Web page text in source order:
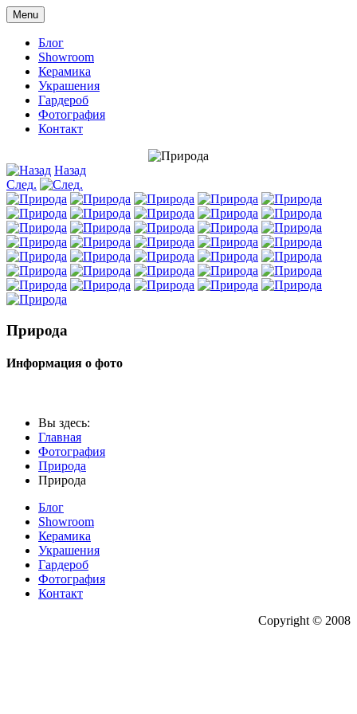
Menu
Блог
Showroom
Керамика
Украшения
Гардероб
Фотография
Контакт
Назад
След.
Природа
Информация о фото
Вы здесь:
Главная
Фотография
Природа
Природа
Блог
Showroom
Керамика
Украшения
Гардероб
Фотография
Контакт
Copyright © 2008